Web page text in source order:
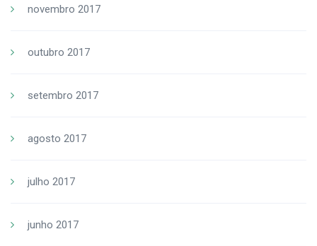
novembro 2017
outubro 2017
setembro 2017
agosto 2017
julho 2017
junho 2017